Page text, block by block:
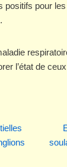
positifs pour
l’état de